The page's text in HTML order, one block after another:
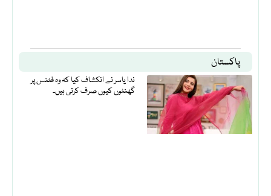
پاکستان
ندا یاسر نے انکشاف کیا کہ وہ فٹنس پر
گھنٹوں کیوں صرف کرتی ہیں۔